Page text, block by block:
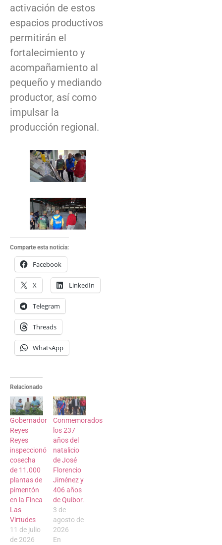
activación de estos
espacios productivos
permitirán el
fortalecimiento y
acompañamiento al
pequeño y mediando
productor, así como
impulsar la
producción regional.
Comparte esta noticia:
Facebook
X LinkedIn
Telegram
Threads
WhatsApp
Relacionado
Gobernador
Reyes
Reyes
inspeccionó
cosecha
de 11.000
plantas de
pimentón
en la Finca
Las
Virtudes
11 de julio
de 2026
Conmemorados
los 237
años del
natalicio
de José
Florencio
Jiménez y
406 años
de Quibor.
3 de
agosto de
2026
En